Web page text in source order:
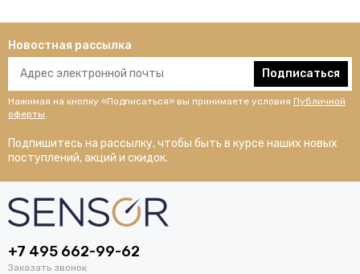
Новостная рассылка
Подписаться
Нажимая на кнопку «Подписаться» вы принимаете условия Публичной
оферты
Подпишитесь на рассылку, чтобы быть в курсе наших новых
поступлений, акций и скидок.
+7 495 662-99-62
Заказать звонок